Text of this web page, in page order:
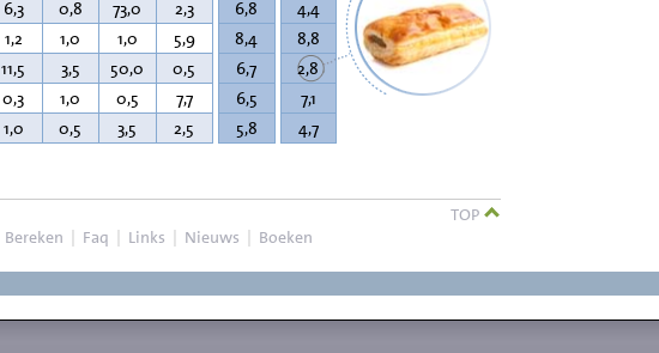
6,3 0,8 73,0 2,3 6,8 4,4
1,2 1,0 1,0 5,9 8,4 8,8
11,5 3,5 50,0 0,5 6,7 2,8
0,3 1,0 0,5 7,7 6,5 7,1
1,0 0,5 3,5 2,5 5,8 4,7
TOP
Bereken | Faq | Links | Nieuws | Boeken